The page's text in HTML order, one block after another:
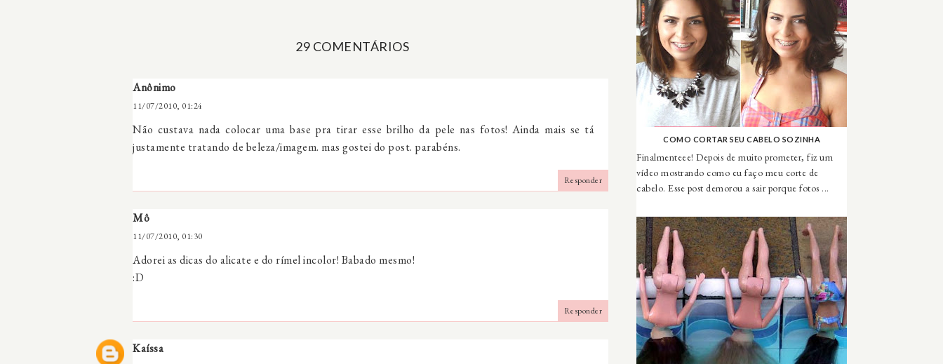
29 COMENTÁRIOS
Anônimo
11/07/2010, 01:24
Não custava nada colocar uma base pra tirar esse brilho da pele nas fotos! Ainda mais se tá
justamente tratando de beleza/imagem. mas gostei do post. parabéns.
Responder
Mô
11/07/2010, 01:30
Adorei as dicas do alicate e do rímel incolor! Babado mesmo!
:D
Responder
Kaíssa
COMO CORTAR SEU CABELO SOZINHA
Finalmenteee! Depois de muito prometer, fiz um
vídeo mostrando como eu faço meu corte de
cabelo. Esse post demorou a sair porque fotos ...